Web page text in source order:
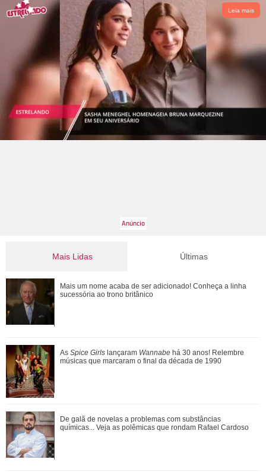
Leia mais
Mais Lidas
Jojo Todynho faz novo procedimento estético para definir
pernas: Muito realizada
Entenda a dinâmica do NCT e relembre quem já fez parte
grupo de K-Pop
Ariana Grande anuncia pausa na carreira após críticas ao
corpo
Últimas
Mais um nome acaba de ser adicionado! Conheça a linha
sucessória ao trono britânico
As Spice Girls lançaram Wannabe há 30 anos! Relembre
músicas que marcaram o final da década de 1990
De galã de novelas a problemas com substâncias
químicas... Veja as polêmicas que rondam Rafael Cardoso